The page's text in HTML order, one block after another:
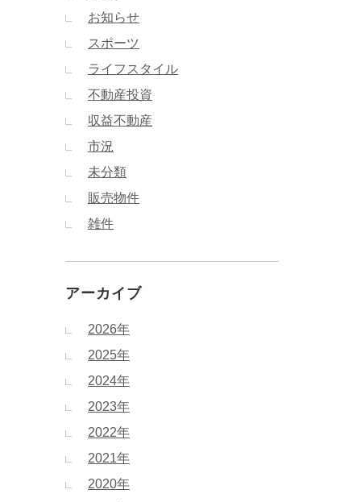
お知らせ
スポーツ
ライフスタイル
不動産投資
収益不動産
市況
未分類
販売物件
雑件
アーカイブ
2026年
2025年
2024年
2023年
2022年
2021年
2020年